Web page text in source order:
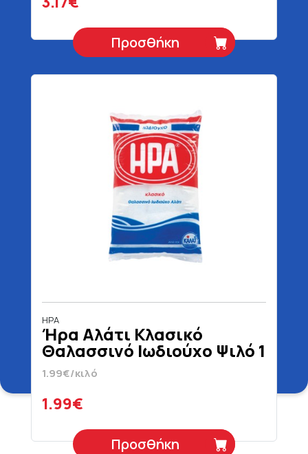
Προσθήκη
ΗΡΑ
Ήρα Αλάτι Κλασικό
Θαλασσινό Ιωδιούχο Ψιλό 1
kg
1.99€/κιλό
1.99€
Προσθήκη